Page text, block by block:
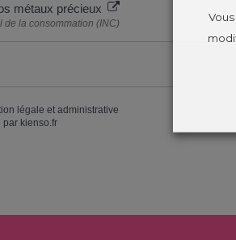
métaux précieux
de la consommation (INC)
légale et administrative
par kienso.fr